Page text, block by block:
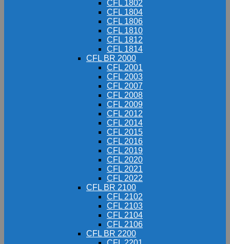
CFL 1802
CFL 1804
CFL 1806
CFL 1810
CFL 1812
CFL 1814
CFL BR 2000
CFL 2001
CFL 2003
CFL 2007
CFL 2008
CFL 2009
CFL 2012
CFL 2014
CFL 2015
CFL 2016
CFL 2019
CFL 2020
CFL 2021
CFL 2022
CFL BR 2100
CFL 2102
CFL 2103
CFL 2104
CFL 2106
CFL BR 2200